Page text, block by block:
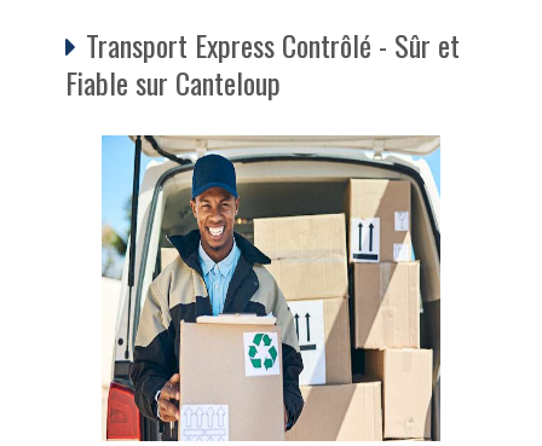
Transport Express Contrôlé - Sûr et
Fiable sur Canteloup